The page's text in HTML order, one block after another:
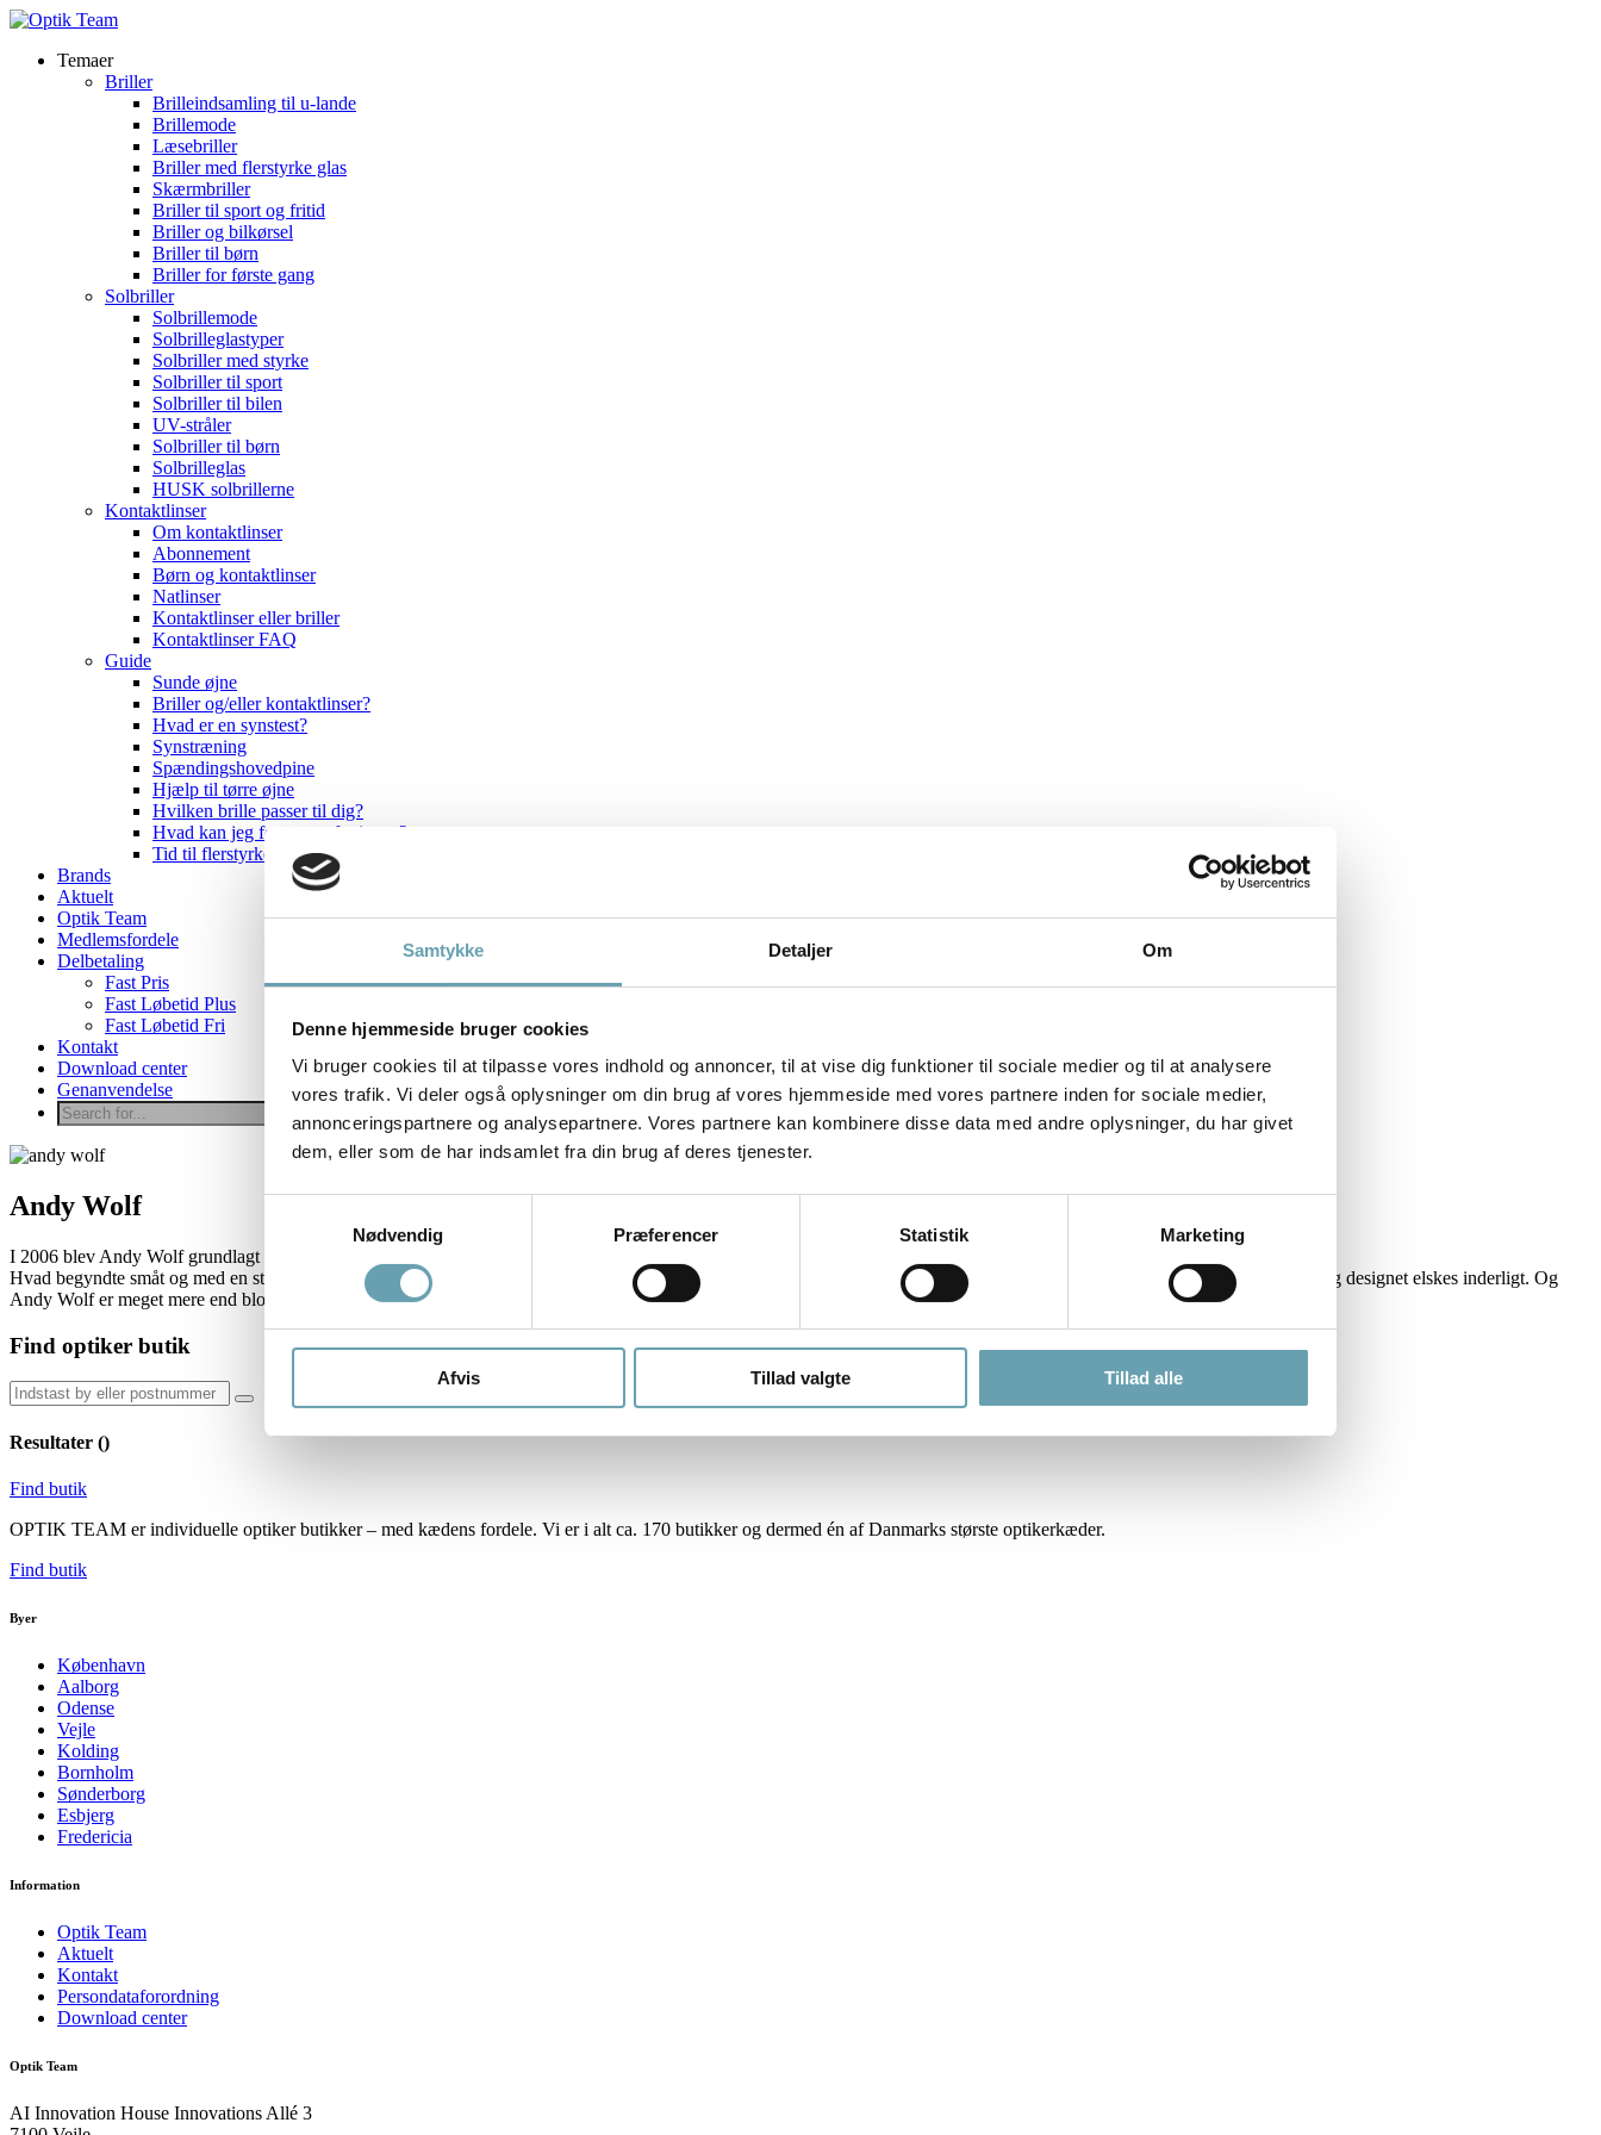
Samtykke Detaljer Om
Denne hjemmeside bruger cookies
Vi bruger cookies til at tilpasse vores indhold og annoncer, til at vise dig funktioner til sociale medier og til at analysere
vores trafik. Vi deler også oplysninger om din brug af vores hjemmeside med vores partnere inden for sociale medier,
annonceringspartnere og analysepartnere. Vores partnere kan kombinere disse data med andre oplysninger, du har givet
dem, eller som de har indsamlet fra din brug af deres tjenester.
Nødvendig
Præferencer Statistik Marketing
Afvis Tillad valgte Tillad alle
Temaer
Briller
Brilleindsamling til u-lande
Brillemode
Læsebriller
Briller med flerstyrke glas
Skærmbriller
Briller til sport og fritid
Briller og bilkørsel
Briller til børn
Briller for første gang
Solbriller
Solbrillemode
Solbrilleglastyper
Solbriller med styrke
Solbriller til sport
Solbriller til bilen
UV-stråler
Solbriller til børn
Solbrilleglas
HUSK solbrillerne
Kontaktlinser
Om kontaktlinser
Abonnement
Børn og kontaktlinser
Natlinser
Kontaktlinser eller briller
Kontaktlinser FAQ
Guide
Sunde øjne
Briller og/eller kontaktlinser?
Hvad er en synstest?
Synstræning
Spændingshovedpine
Hjælp til tørre øjne
Hvilken brille passer til dig?
Hvad kan jeg forvente af mit syn?
Tid til flerstyrkebriller?
Brands
Aktuelt
Optik Team
Medlemsfordele
Delbetaling
Fast Pris
Fast Løbetid Plus
Fast Løbetid Fri
Kontakt
Download center
Genanvendelse
Andy Wolf
I 2006 blev Andy Wolf grundlagt af Andreas Pirkheim (bedre kendt som Andy) og Wolfgang Scheucher (Wolf).
Hvad begyndte småt og med en stor vision om at forbinde lokalt, bæredygtigt, traditionelt brillehåndværk med oppe i tiden, innovativt design, bliver i dag solgt på verdensplan og designet elskes inderligt. Og
Andy Wolf er meget mere end blot briller.
Find optiker butik
Resultater ()
Find butik
OPTIK TEAM er individuelle optiker butikker – med kædens fordele. Vi er i alt ca. 170 butikker og dermed én af Danmarks største optikerkæder.
Find butik
Byer
København
Aalborg
Odense
Vejle
Kolding
Bornholm
Sønderborg
Esbjerg
Fredericia
Information
Optik Team
Aktuelt
Kontakt
Persondataforordning
Download center
Optik Team
AI Innovation House Innovations Allé 3